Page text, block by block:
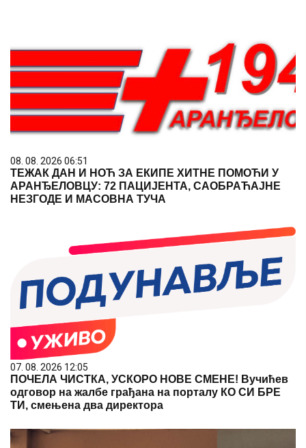
08. 08. 2026 06:51
ТЕЖАК ДАН И НОЋ ЗА ЕКИПЕ ХИТНЕ ПОМОЋИ У
АРАНЂЕЛОВЦУ: 72 ПАЦИЈЕНТА, САОБРАЋАЈНЕ
НЕЗГОДЕ И МАСОВНА ТУЧА
07. 08. 2026 12:05
ПОЧЕЛА ЧИСТКА, УСКОРО НОВЕ СМЕНЕ! Вучићев
одговор на жалбе грађана на порталу КО СИ БРЕ
ТИ, смењена два директора